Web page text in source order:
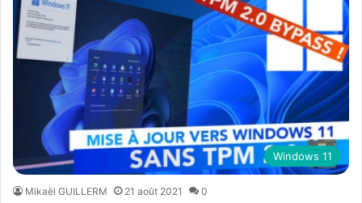
Windows 11
Mikaël GUILLERM 21 août 2021 0